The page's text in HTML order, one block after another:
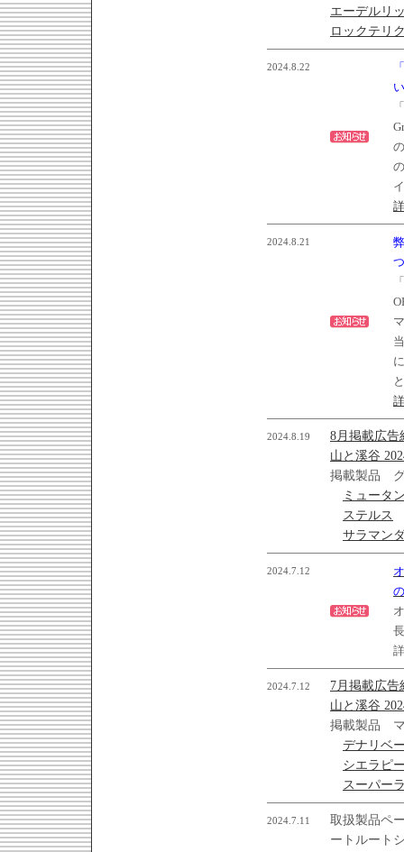
エーデルリ
ロックテリ
2024.8.22
い
2024.8.21
2024.8.19
8月掲載広告
山と溪谷
掲載製品
ミュータ
ステルス
サラマン
2024.7.12
2024.7.12
7月掲載広告
山と溪谷
掲載製品
デナリベ
シエラピ
スーパー
2024.7.11
取扱製品ペ
ートルート